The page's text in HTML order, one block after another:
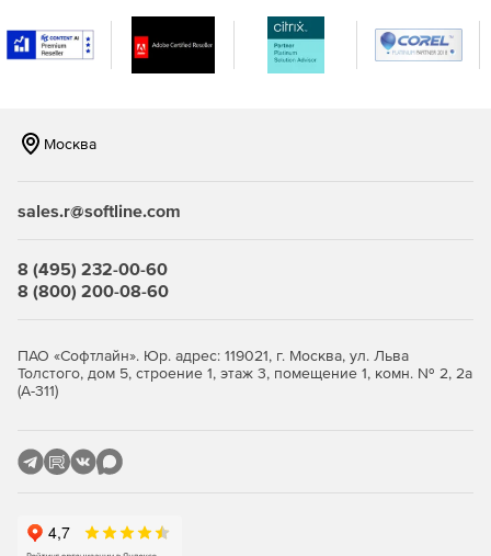
Москва
sales.r@softline.com
8 (495) 232-00-60
8 (800) 200-08-60
ПАО «Софтлайн». Юр. адрес: 119021, г. Москва, ул. Льва
Толстого, дом 5, строение 1, этаж 3, помещение 1, комн. № 2, 2а
(А-311)